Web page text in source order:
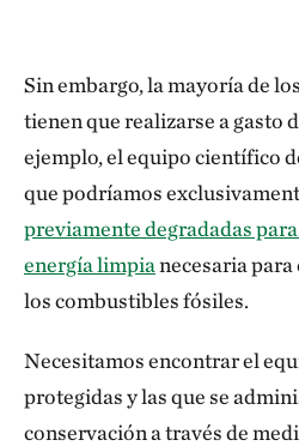
Sin embargo, la mayoría de
tienen que realizarse a gasto
ejemplo, el equipo científico
que podríamos
previamente degradadas
energía limpianecesaria para
los combustibles fósiles.
Necesitamos encontrar el
protegidas y las que se
conservación a través de